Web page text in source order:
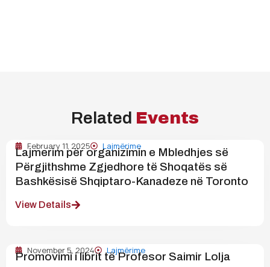
Related Events
February 11, 2025 Lajmërime
Lajmerim për organizimin e Mbledhjes së
Përgjithshme Zgjedhore të Shoqatës së
Bashkësisë Shqiptaro-Kanadeze në Toronto
View Details
November 5, 2024 Lajmërime
Promovimi i librit të Profesor Saimir Lolja